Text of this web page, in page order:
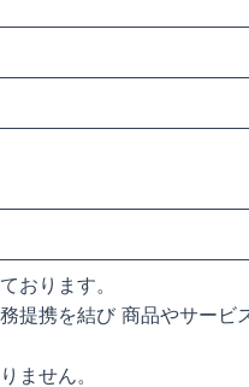
おります。
提携を結び 商品やサー
ません。